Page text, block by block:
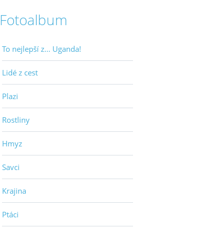
Fotoalbum
To nejlepší z... Uganda!
Lidé z cest
Plazi
Rostliny
Hmyz
Savci
Krajina
Ptáci